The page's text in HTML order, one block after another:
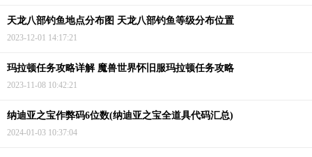
天龙八部钓鱼地点分布图 天龙八部钓鱼等级分布位置
2023-12-01 14:17:21
玛拉顿任务攻略详解 魔兽世界怀旧服玛拉顿任务攻略
2023-11-08 10:42:21
纳迪亚之宝作弊码6位数(纳迪亚之宝全道具代码汇总)
2024-01-03 10:37:04